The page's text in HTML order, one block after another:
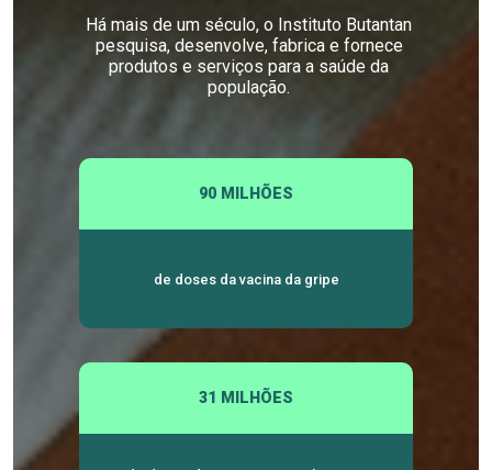
Há mais de um século, o Instituto Butantan
pesquisa, desenvolve, fabrica e fornece
produtos e serviços para a saúde da
população.
90 MILHÕES
de doses da vacina da gripe
31 MILHÕES